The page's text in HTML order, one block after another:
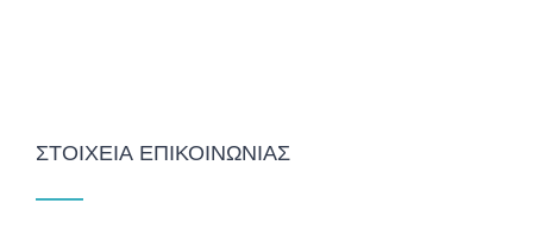
ΣΤΟΙΧΕΙΑ ΕΠΙΚΟΙΝΩΝΙΑΣ